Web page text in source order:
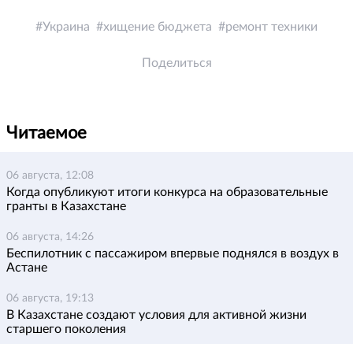
Украина хищение бюджета ремонт техники
Поделиться
Читаемое
06 августа, 12:08
Когда опубликуют итоги конкурса на образовательные
гранты в Казахстане
06 августа, 14:26
Беспилотник с пассажиром впервые поднялся в воздух в
Астане
06 августа, 19:13
В Казахстане создают условия для активной жизни
старшего поколения